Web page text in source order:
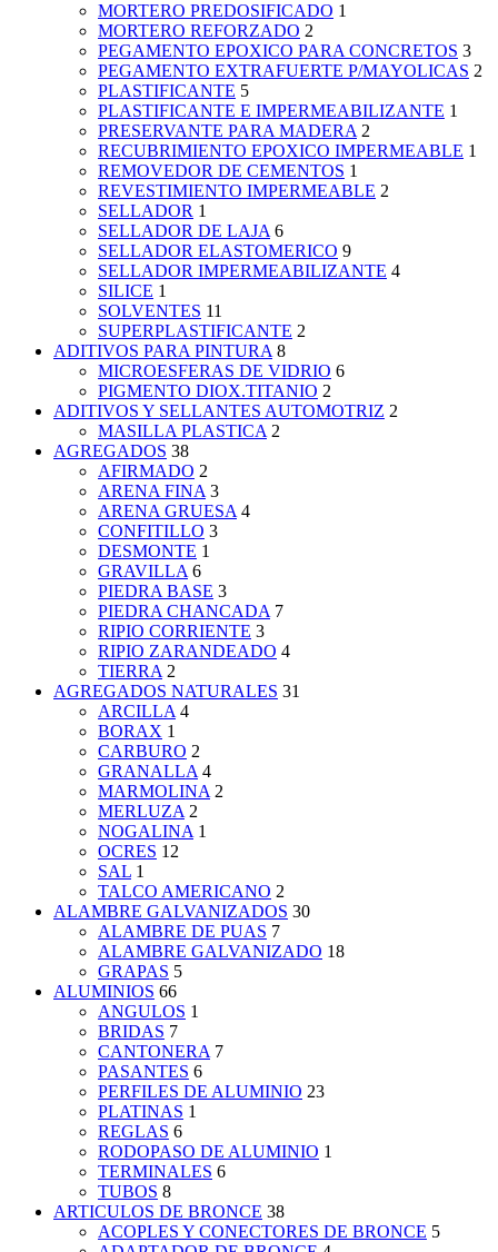
MORTERO PREDOSIFICADO 1
MORTERO REFORZADO 2
PEGAMENTO EPOXICO PARA CONCRETOS 3
PEGAMENTO EXTRAFUERTE P/MAYOLICAS 2
PLASTIFICANTE 5
PLASTIFICANTE E IMPERMEABILIZANTE 1
PRESERVANTE PARA MADERA 2
RECUBRIMIENTO EPOXICO IMPERMEABLE 1
REMOVEDOR DE CEMENTOS 1
REVESTIMIENTO IMPERMEABLE 2
SELLADOR 1
SELLADOR DE LAJA 6
SELLADOR ELASTOMERICO 9
SELLADOR IMPERMEABILIZANTE 4
SILICE 1
SOLVENTES 11
SUPERPLASTIFICANTE 2
ADITIVOS PARA PINTURA 8
MICROESFERAS DE VIDRIO 6
PIGMENTO DIOX.TITANIO 2
ADITIVOS Y SELLANTES AUTOMOTRIZ 2
MASILLA PLASTICA 2
AGREGADOS 38
AFIRMADO 2
ARENA FINA 3
ARENA GRUESA 4
CONFITILLO 3
DESMONTE 1
GRAVILLA 6
PIEDRA BASE 3
PIEDRA CHANCADA 7
RIPIO CORRIENTE 3
RIPIO ZARANDEADO 4
TIERRA 2
AGREGADOS NATURALES 31
ARCILLA 4
BORAX 1
CARBURO 2
GRANALLA 4
MARMOLINA 2
MERLUZA 2
NOGALINA 1
OCRES 12
SAL 1
TALCO AMERICANO 2
ALAMBRE GALVANIZADOS 30
ALAMBRE DE PUAS 7
ALAMBRE GALVANIZADO 18
GRAPAS 5
ALUMINIOS 66
ANGULOS 1
BRIDAS 7
CANTONERA 7
PASANTES 6
PERFILES DE ALUMINIO 23
PLATINAS 1
REGLAS 6
RODOPASO DE ALUMINIO 1
TERMINALES 6
TUBOS 8
ARTICULOS DE BRONCE 38
ACOPLES Y CONECTORES DE BRONCE 5